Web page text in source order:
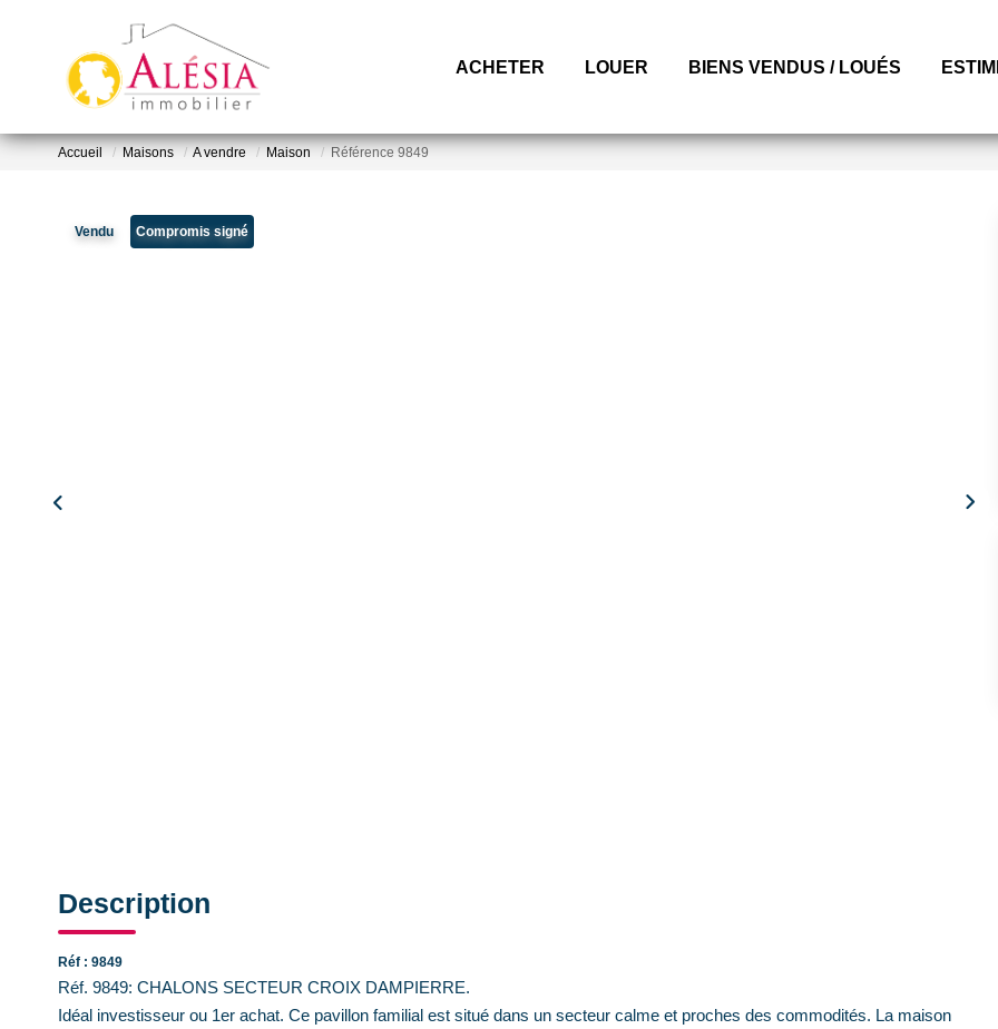
ACHETER LOUER BIENS VENDUS / LOUÉS
Accueil Maisons A vendre Maison Référence 9849
Vendu Compromis signé
Description
Réf : 9849
Réf. 9849: CHALONS SECTEUR CROIX DAMPIERRE.
Idéal investisseur ou 1er achat. Ce pavillon familial est situé dans un secteur calme et proches des commodités. La maison